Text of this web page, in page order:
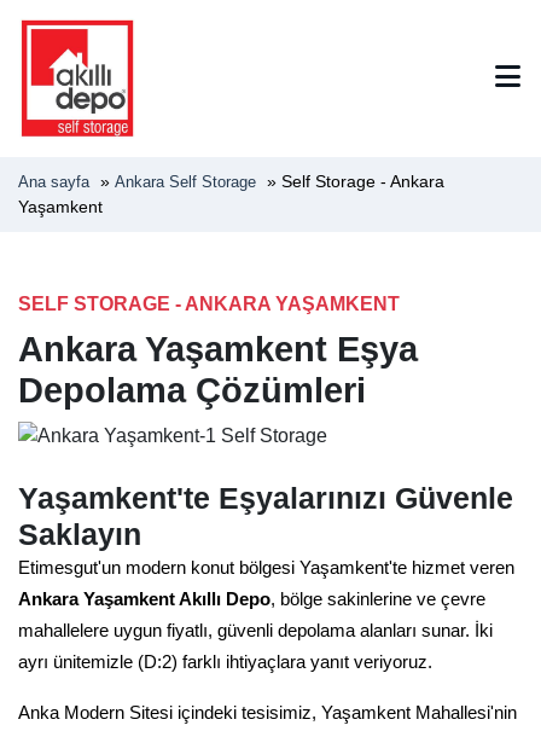
Ana sayfa » Ankara Self Storage » Self Storage - Ankara
Yaşamkent
SELF STORAGE - ANKARA YAŞAMKENT
Ankara Yaşamkent Eşya
Depolama Çözümleri
Yaşamkent'te Eşyalarınızı Güvenle
Saklayın
Etimesgut'un modern konut bölgesi Yaşamkent'te hizmet veren
Ankara Yaşamkent Akıllı Depo, bölge sakinlerine ve çevre
mahallelere uygun fiyatlı, güvenli depolama alanları sunar. İki
ayrı ünitemizle (D:2) farklı ihtiyaçlara yanıt veriyoruz.
Anka Modern Sitesi içindeki tesisimiz, Yaşamkent Mahallesi'nin